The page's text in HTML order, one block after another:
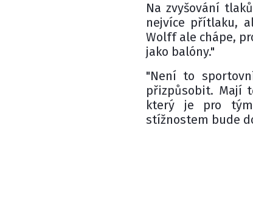
Na zvyšování
nejvíce přítlaku,
Wolff ale chápe,
jako balóny."
"Není to
přizpůsobit. Mají
který je pro
stížnostem bude